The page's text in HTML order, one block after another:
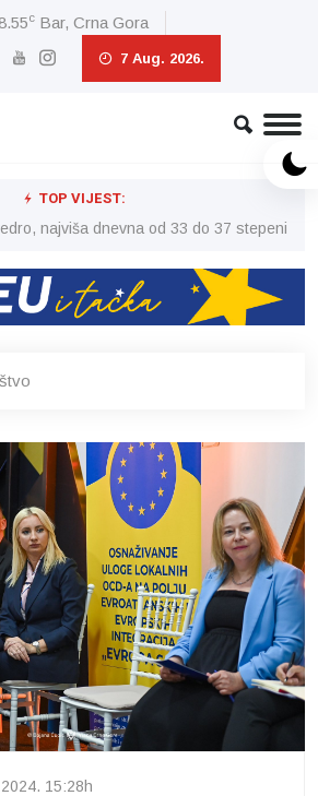
c Bar, Crna Gora
7 Aug. 2026.
TOP VIJEST:
najviša dnevna od 33 do 37 stepeni
15:28h